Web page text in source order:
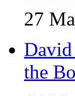
27
the